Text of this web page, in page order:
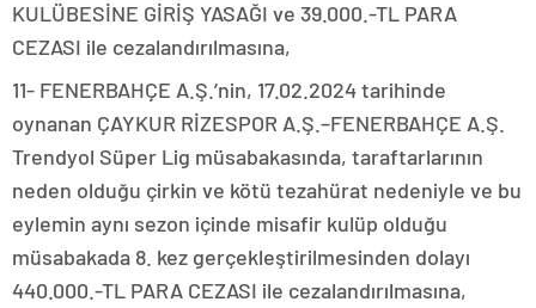
KULÜBESİNE GİRİŞ YASAĞI ve 39.000.-TL PARA
CEZASI ile cezalandırılmasına,
11- FENERBAHÇE A.Ş.’nin, 17.02.2024 tarihinde
oynanan ÇAYKUR RİZESPOR A.Ş.–FENERBAHÇE A.Ş.
Trendyol Süper Lig müsabakasında, taraftarlarının
neden olduğu çirkin ve kötü tezahürat nedeniyle ve bu
eylemin aynı sezon içinde misafir kulüp olduğu
müsabakada 8. kez gerçekleştirilmesinden dolayı
440.000.-TL PARA CEZASI ile cezalandırılmasına,